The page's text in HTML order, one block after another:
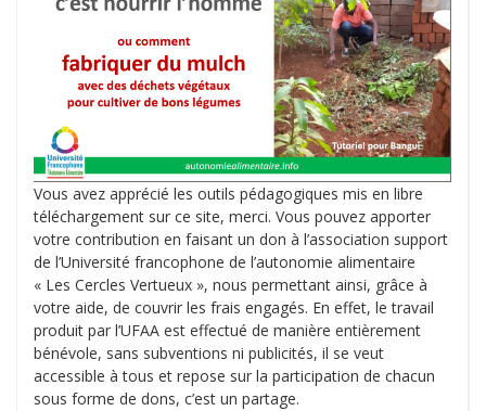
Vous avez apprécié les outils pédagogiques mis en libre
téléchargement sur ce site, merci. Vous pouvez apporter
votre contribution en faisant un don à l’association support
de l’Université francophone de l’autonomie alimentaire
« Les Cercles Vertueux », nous permettant ainsi, grâce à
votre aide, de couvrir les frais engagés. En effet, le travail
produit par l’UFAA est effectué de manière entièrement
bénévole, sans subventions ni publicités, il se veut
accessible à tous et repose sur la participation de chacun
sous forme de dons, c’est un partage.